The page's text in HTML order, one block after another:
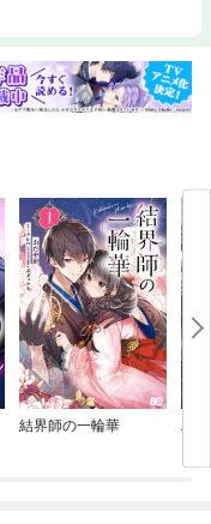
結界師の一輪華
バ
今